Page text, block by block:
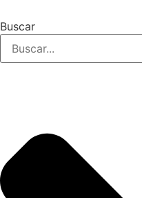
Buscar